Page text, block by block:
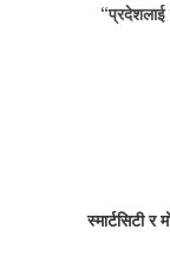
स्मार्टसिटी र